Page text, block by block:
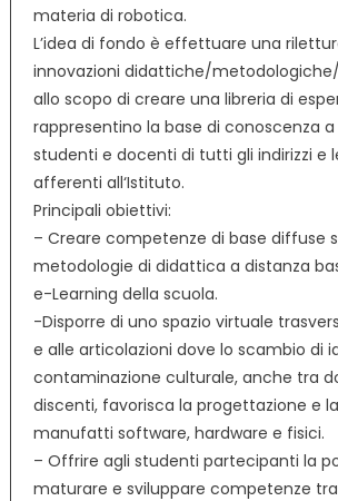
materia di robotica.
L’idea di fondo è effettuare una
innovazioni didattiche/
allo scopo di creare una libreria di
rappresentino la base di conoscenza a
studenti e docenti di tutti gli indirizzi e
afferenti all‘Istituto.
Principali obiettivi:
– Creare competenze di base diffuse
metodologie di didattica a distanza
e-Learning della scuola.
-Disporre di uno spazio virtuale
e alle articolazioni dove lo scambio di
contaminazione culturale, anche tra
discenti, favorisca la progettazione e
manufatti software, hardware e fisici.
– Offrire agli studenti partecipanti la
maturare e sviluppare competenze